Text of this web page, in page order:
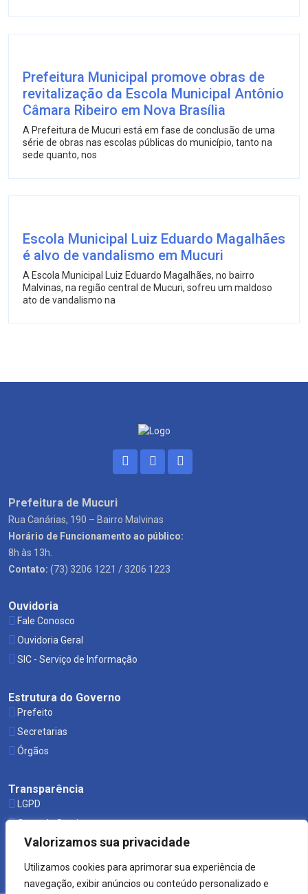
Valorizamos sua privacidade
Utilizamos cookies para aprimorar sua experiência de
navegação, exibir anúncios ou conteúdo personalizado e
Prefeitura Municipal promove obras de
revitalização da Escola Municipal Antônio
Câmara Ribeiro em Nova Brasília
A Prefeitura de Mucuri está em fase de conclusão de uma
série de obras nas escolas públicas do município, tanto na
sede quanto, nos
Escola Municipal Luiz Eduardo Magalhães
é alvo de vandalismo em Mucuri
A Escola Municipal Luiz Eduardo Magalhães, no bairro
Malvinas, na região central de Mucuri, sofreu um maldoso
ato de vandalismo na
Prefeitura de Mucuri
Rua Canárias, 190 – Bairro Malvinas
Horário de Funcionamento ao público:
8h às 13h.
Contato: (73) 3206 1221 / 3206 1223
Ouvidoria
Fale Conosco
Ouvidoria Geral
SIC - Serviço de Informação
Estrutura do Governo
Prefeito
Secretarias
Órgãos
Transparência
LGPD
Carta de Serviços
Leis Municipais